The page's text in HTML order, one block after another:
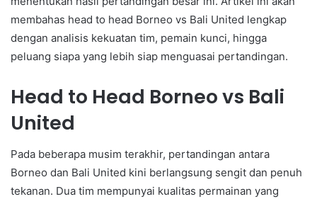
membahas head to head Borneo vs Bali United lengkap
dengan analisis kekuatan tim, pemain kunci, hingga
peluang siapa yang lebih siap menguasai pertandingan.
Head to Head Borneo vs Bali
United
Pada beberapa musim terakhir, pertandingan antara
Borneo dan Bali United kini berlangsung sengit dan penuh
tekanan. Dua tim mempunyai kualitas permainan yang